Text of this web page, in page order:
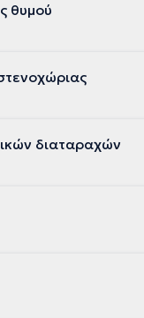
θυμού
διαταραχών